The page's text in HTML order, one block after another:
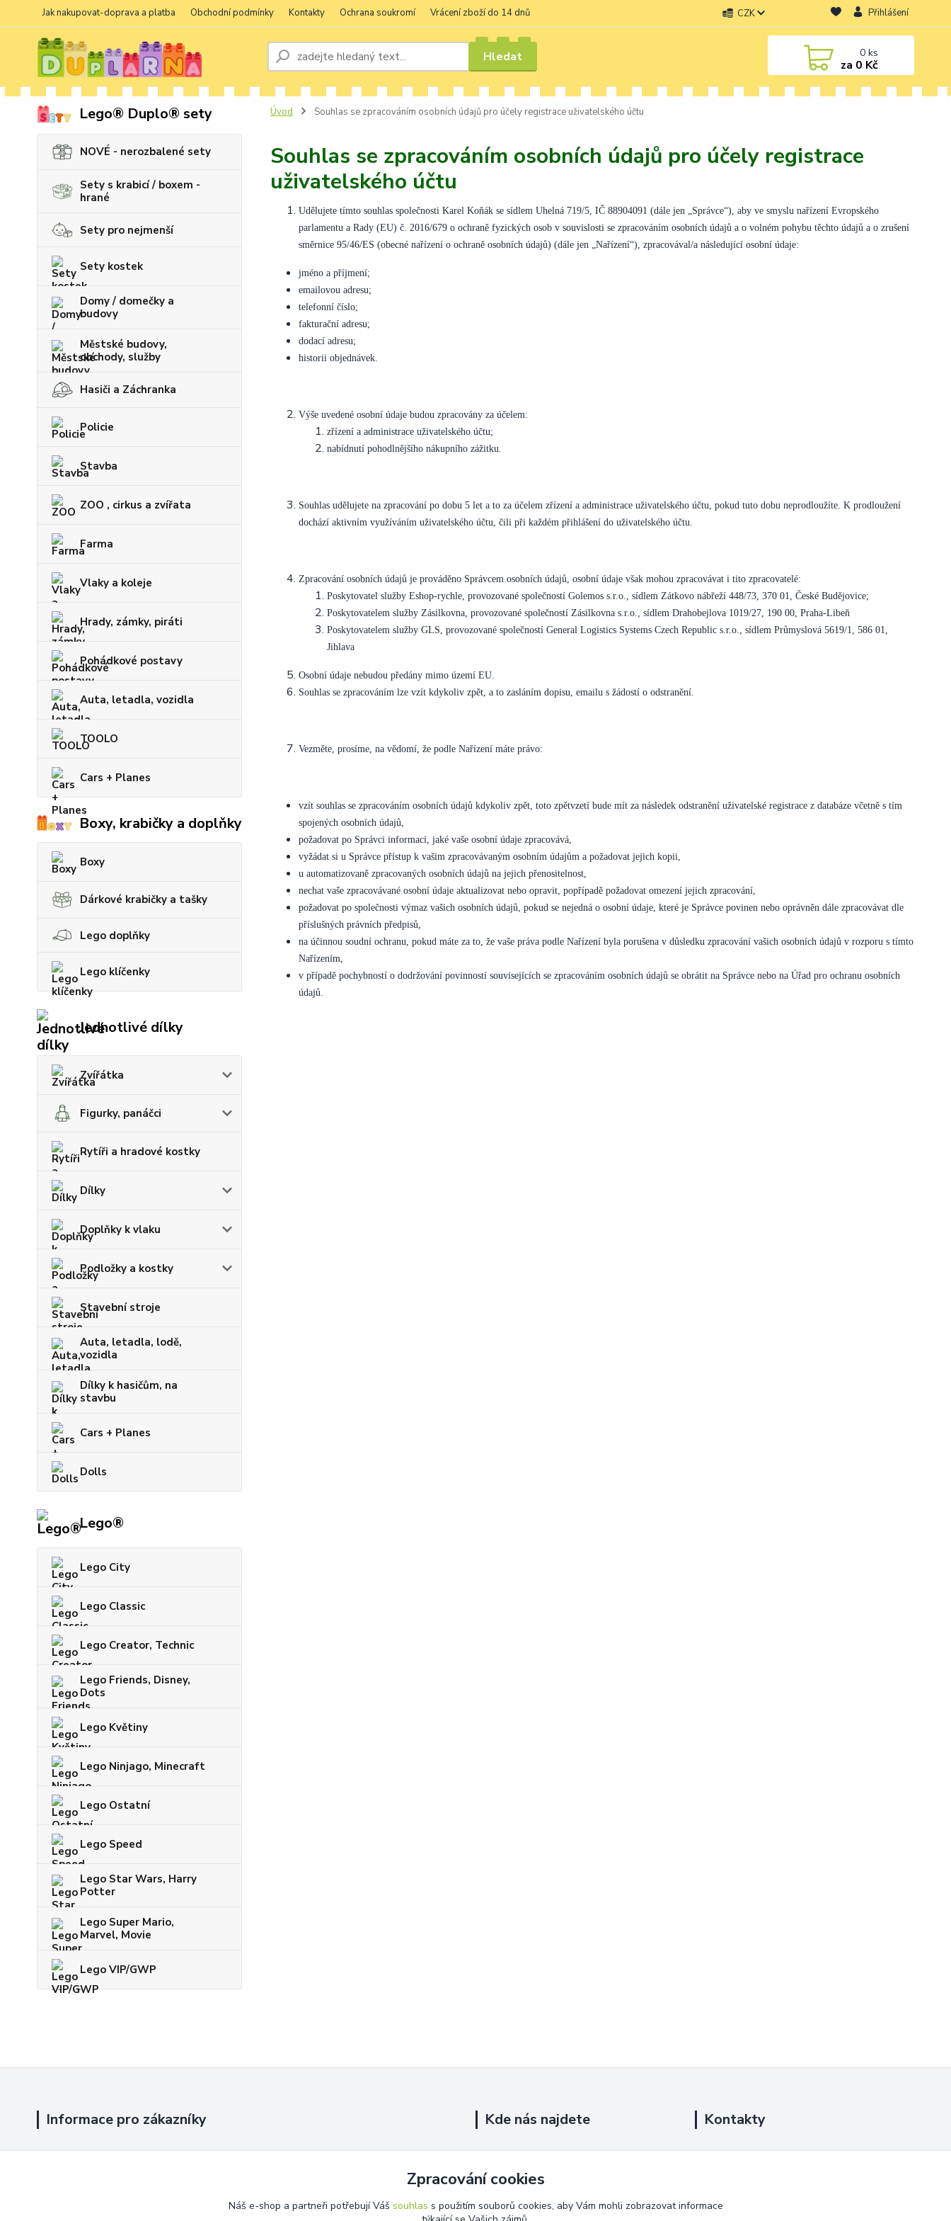
Jak nakupovat-doprava a platba Obchodní podmínky Kontakty Ochrana soukromí Vrácení zboží do 14 dnů CZK Přihlášení
Hledat 0ks
za 0 Kč
Lego® Duplo® sety
NOVÉ - nerozbalené sety
Sety s krabicí / boxem -
hrané
Sety pro nejmenší
Sety kostek
Domy / domečky a
budovy
Městské budovy,
obchody, služby
Hasiči a Záchranka
Policie
Stavba
ZOO , cirkus a zvířata
Farma
Vlaky a koleje
Hrady, zámky, piráti
Pohádkové postavy
Auta, letadla, vozidla
TOOLO
Cars + Planes
Boxy, krabičky a doplňky
Boxy
Dárkové krabičky a tašky
Lego doplňky
Lego klíčenky
Jednotlivé dílky
Zvířátka
Figurky, panáčci
Rytíři a hradové kostky
Dílky
Doplňky k vlaku
Podložky a kostky
Stavební stroje
Auta, letadla, lodě,
vozidla
Dílky k hasičům, na
stavbu
Cars + Planes
Dolls
Lego®
Lego City
Lego Classic
Lego Creator, Technic
Lego Friends, Disney,
Dots
Lego Květiny
Lego Ninjago, Minecraft
Lego Ostatní
Lego Speed
Lego Star Wars, Harry
Potter
Lego Super Mario,
Marvel, Movie
Lego VIP/GWP
Úvod Souhlas se zpracováním osobních údajů pro účely registrace uživatelského účtu
Souhlas se zpracováním osobních údajů pro účely registrace
uživatelského účtu
Udělujete tímto souhlas společnosti Karel Koňák se sídlem Uhelná 719/5, IČ 88904091 (dále jen „Správce“), aby ve smyslu nařízení Evropského
parlamentu a Rady (EU) č. 2016/679 o ochraně fyzických osob v souvislosti se zpracováním osobních údajů a o volném pohybu těchto údajů a o zrušení
směrnice 95/46/ES (obecné nařízení o ochraně osobních údajů) (dále jen „Nařízení“), zpracovával/a následující osobní údaje:
jméno a příjmení;
emailovou adresu;
telefonní číslo;
fakturační adresu;
dodací adresu;
historii objednávek.
Výše uvedené osobní údaje budou zpracovány za účelem:
zřízení a administrace uživatelského účtu;
nabídnutí pohodlnějšího nákupního zážitku.
Souhlas udělujete na zpracování po dobu 5 let a to za účelem zřízení a administrace uživatelského účtu, pokud tuto dobu neprodloužíte. K prodloužení
dochází aktivním využíváním uživatelského účtu, čili při každém přihlášení do uživatelského účtu.
Zpracování osobních údajů je prováděno Správcem osobních údajů, osobní údaje však mohou zpracovávat i tito zpracovatelé:
Poskytovatel služby Eshop-rychle, provozované společností Golemos s.r.o., sídlem Zátkovo nábřeží 448/73, 370 01, České Budějovice;
Poskytovatelem služby Zásilkovna, provozované společností Zásilkovna s.r.o., sídlem Drahobejlova 1019/27, 190 00, Praha-Libeň
Poskytovatelem služby GLS, provozované společností General Logistics Systems Czech Republic s.r.o., sídlem Průmyslová 5619/1, 586 01,
Jihlava
Osobní údaje nebudou předány mimo území EU.
Souhlas se zpracováním lze vzít kdykoliv zpět, a to zasláním dopisu, emailu s žádostí o odstranění.
Vezměte, prosíme, na vědomí, že podle Nařízení máte právo:
vzít souhlas se zpracováním osobních údajů kdykoliv zpět, toto zpětvzetí bude mít za následek odstranění uživatelské registrace z databáze včetně s tím
spojených osobních údajů,
požadovat po Správci informaci, jaké vaše osobní údaje zpracovává,
vyžádat si u Správce přístup k vašim zpracovávaným osobním údajům a požadovat jejich kopii,
u automatizovaně zpracovaných osobních údajů na jejich přenositelnost,
nechat vaše zpracovávané osobní údaje aktualizovat nebo opravit, popřípadě požadovat omezení jejich zpracování,
požadovat po společnosti výmaz vašich osobních údajů, pokud se nejedná o osobní údaje, které je Správce povinen nebo oprávněn dále zpracovávat dle
příslušných právních předpisů,
na účinnou soudní ochranu, pokud máte za to, že vaše práva podle Nařízení byla porušena v důsledku zpracování vašich osobních údajů v rozporu s tímto
Nařízením,
v případě pochybností o dodržování povinností souvisejících se zpracováním osobních údajů se obrátit na Správce nebo na Úřad pro ochranu osobních
údajů.
Informace pro zákazníky Kde nás najdete
Říčany, 251 01
Na této adrese není prodejna.
Kontakty
+420 725 889 873
info@duplarna.cz
Zpracování cookies
Náš e-shop a partneři potřebují Váš souhlas s použitím souborů cookies, aby Vám mohli zobrazovat informace